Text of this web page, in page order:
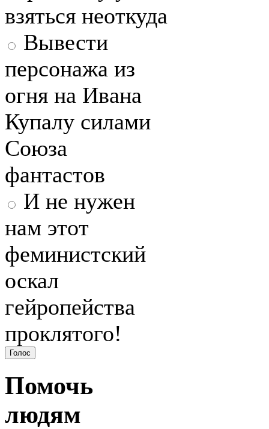
взяться неоткуда
Вывести
персонажа из
огня на Ивана
Купалу силами
Союза
фантастов
И не нужен
нам этот
феминистский
оскал
гейропейства
проклятого!
Помочь
людям